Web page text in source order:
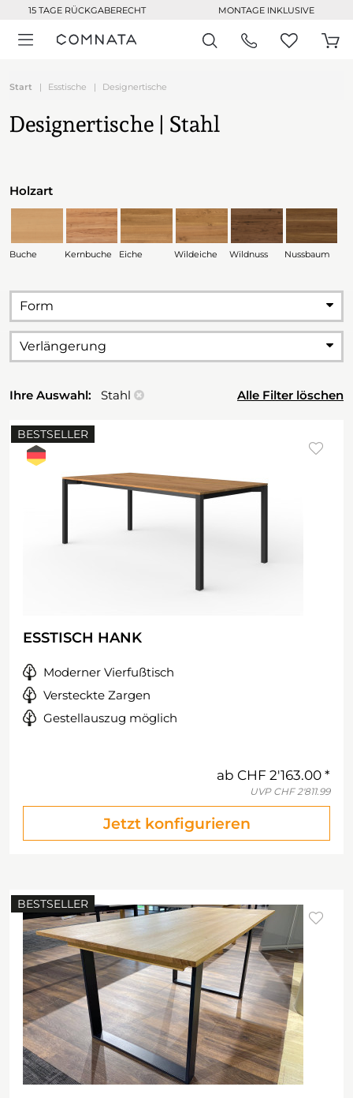
15 TAGE RÜCKGABERECHT MONTAGE INKLUSIVE
Start Esstische Designertische
Designertische | Stahl
Holzart
Buche Kernbuche Eiche Wildeiche Wildnuss Nussbaum
Form
Verlängerung
Ihre Auswahl: Stahl Alle Filter löschen
BESTSELLER
ESSTISCH HANK
Moderner Vierfußtisch
Versteckte Zargen
Gestellauszug möglich
ab CHF 2'163.00
UVP CHF 2'811.99
Jetzt konfigurieren
BESTSELLER